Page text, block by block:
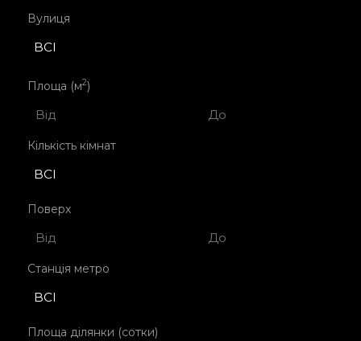
Вулиця
ВСІ
Площа (м2)
Кількість кімнат
ВСІ
Поверх
Станція метро
ВСІ
Площа ділянки (сотки)